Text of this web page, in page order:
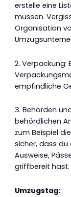
erstelle eine
müssen.
Organisation
2. Verpackung:
empfindliche
3. Behörden
behördlichen
zum Beispiel
sicher, dass du
Ausweise,
griffbereit hast.
Umzugstag: